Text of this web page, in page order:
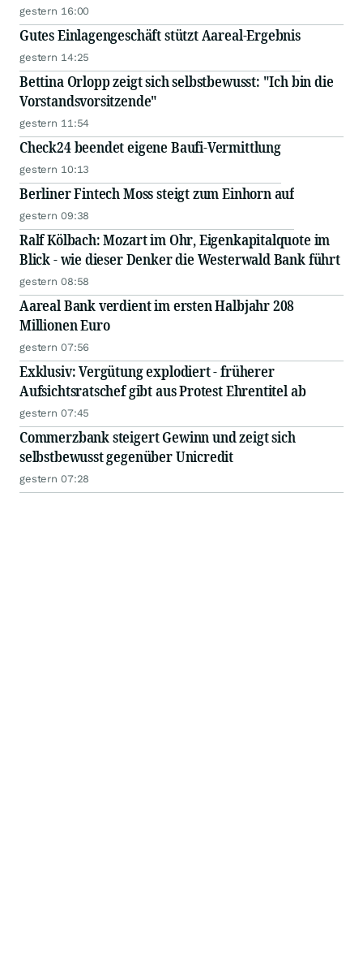
gestern 16:00
Gutes Einlagengeschäft stützt Aareal-Ergebnis
gestern 14:25
Bettina Orlopp zeigt sich selbstbewusst: "Ich bin die
Vorstandsvorsitzende"
gestern 11:54
Check24 beendet eigene Baufi-Vermittlung
gestern 10:13
Berliner Fintech Moss steigt zum Einhorn auf
gestern 09:38
Ralf Kölbach: Mozart im Ohr, Eigenkapitalquote im
Blick - wie dieser Denker die Westerwald Bank führt
gestern 08:58
Aareal Bank verdient im ersten Halbjahr 208
Millionen Euro
gestern 07:56
Exklusiv: Vergütung explodiert - früherer
Aufsichtsratschef gibt aus Protest Ehrentitel ab
gestern 07:45
Commerzbank steigert Gewinn und zeigt sich
selbstbewusst gegenüber Unicredit
gestern 07:28